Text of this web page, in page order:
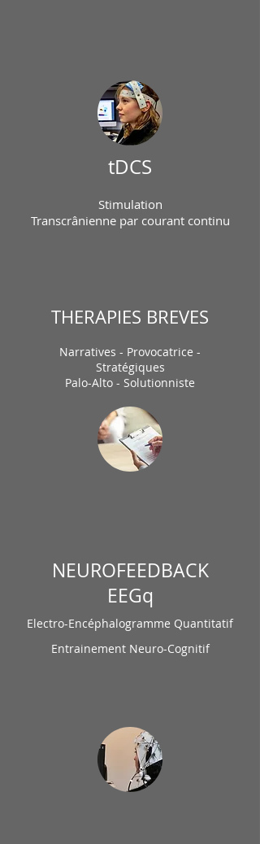
tDCS
Stimulation
Transcrânienne par courant continu
THERAPIES BREVES
Narratives - Provocatrice -
Stratégiques
Palo-Alto - Solutionniste
NEUROFEEDBACK
EEGq
Electro-Encéphalogramme Quantitatif
Entrainement Neuro-Cognitif